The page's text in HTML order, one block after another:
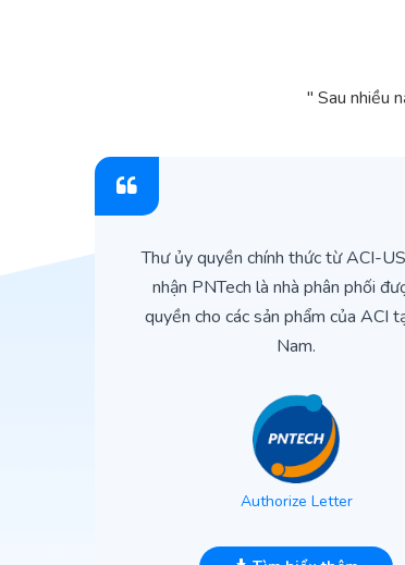
" Sau nhiều
Thư ủy quyền chính thức từ ACI-
nhận PNTech là nhà phân phối
quyền cho các sản phẩm của ACI
Nam.
Authorize Letter